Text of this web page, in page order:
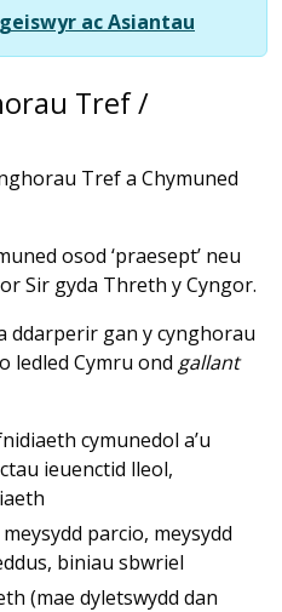
ac Asiantau
Tref /
Tref a Chymuned
osod ‘praesept’ neu
Sir gyda Threth y Cyngor.
ddarperir gan y cynghorau
ledled Cymru ond gallant
cymunedol a’u
ieuenctid lleol,
parcio, meysydd
biniau sbwriel
(mae dyletswydd dan